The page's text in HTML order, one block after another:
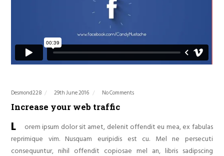
Desmond228 29th June 2016 No Comments
Increase your web traffic
L
orem ipsum dolor sit amet, delenit offendit eu mea, ex fabulas
reprimique vim. Nusquam euripidis est cu. Mel ne persecuti
consequuntur, nihil offendit copiosae mel an, libris sadipscing